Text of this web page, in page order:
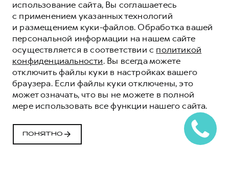
МОБИЛЬНОЕ
ПРИЛОЖЕНИЕ
GWM
ВСЕ НЕОБХОДИМЫЕ ФУНКЦИИ ВСЕГДА ПОД
РУКОЙ
использование сайта, Вы соглашаетесь
с применением указанных технологий
и размещением куки-файлов. Обработка вашей
персональной информации на нашем сайте
осуществляется в соответствии с политикой
конфиденциальности. Вы всегда можете
отключить файлы куки в настройках вашего
браузера. Если файлы куки отключены, это
может означать, что вы не можете в полной
мере использовать все функции нашего сайта.
ПОНЯТНО